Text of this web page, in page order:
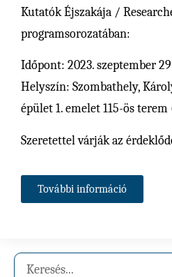
Kutatók Éjszakája /
programsorozatában:
Időpont: 2023. szeptember
Helyszín: Szombathely,
épület 1. emelet 115-ös terem
Szeretettel várják az
További információ